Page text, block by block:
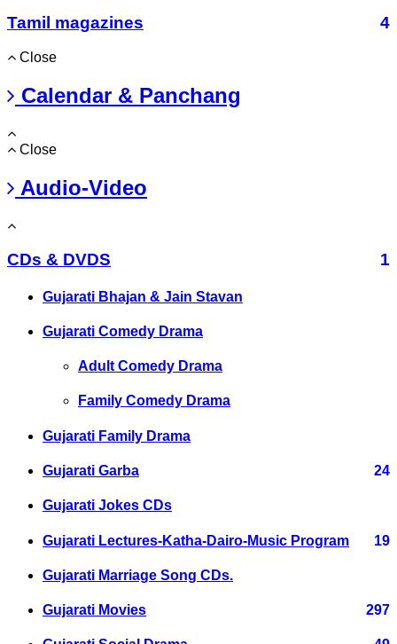
Tamil magazines
4
Close
Calendar & Panchang
Close
Audio-Video
CDs & DVDS 1
Gujarati Bhajan & Jain Stavan
Gujarati Comedy Drama
Adult Comedy Drama
Family Comedy Drama
Gujarati Family Drama
Gujarati Garba 24
Gujarati Jokes CDs
Gujarati Lectures-Katha-Dairo-Music Program 19
Gujarati Marriage Song CDs.
Gujarati Movies 297